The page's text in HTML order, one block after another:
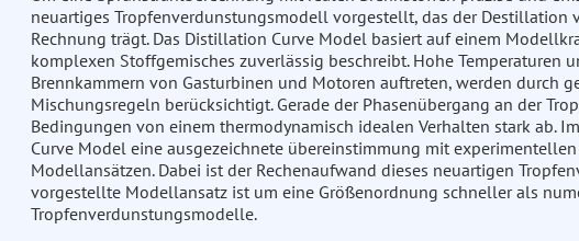
neuartiges Tropfenverdunstungsmodell vorgestellt, das der
Rechnung trägt. Das Distillation Curve Model basiert auf einem
komplexen Stoffgemisches zuverlässig beschreibt. Hohe Temperaturen
Brennkammern von Gasturbinen und Motoren auftreten, werden durch
Mischungsregeln berücksichtigt. Gerade der Phasenübergang an der
Bedingungen von einem thermodynamisch idealen Verhalten stark ab.
Curve Model eine ausgezeichnete übereinstimmung mit
Modellansätzen. Dabei ist der Rechenaufwand dieses neuartigen
vorgestellte Modellansatz ist um eine Größenordnung schneller als
Tropfenverdunstungsmodelle.